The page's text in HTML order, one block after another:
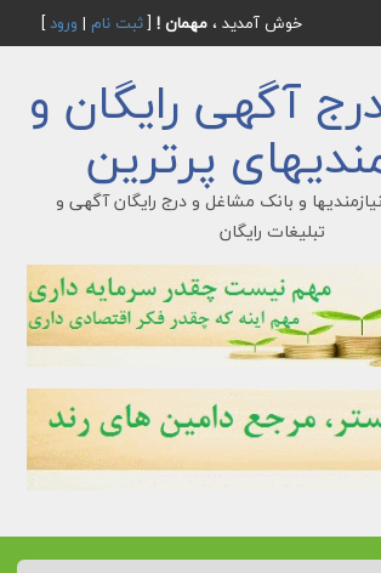
خوش آمدید ، مهمان ![ثبت نام | ورود]
آگهی رایگان و
پرترین
و بانک مشاغل و درج رایگان آگهی و
تبلیغات رایگان